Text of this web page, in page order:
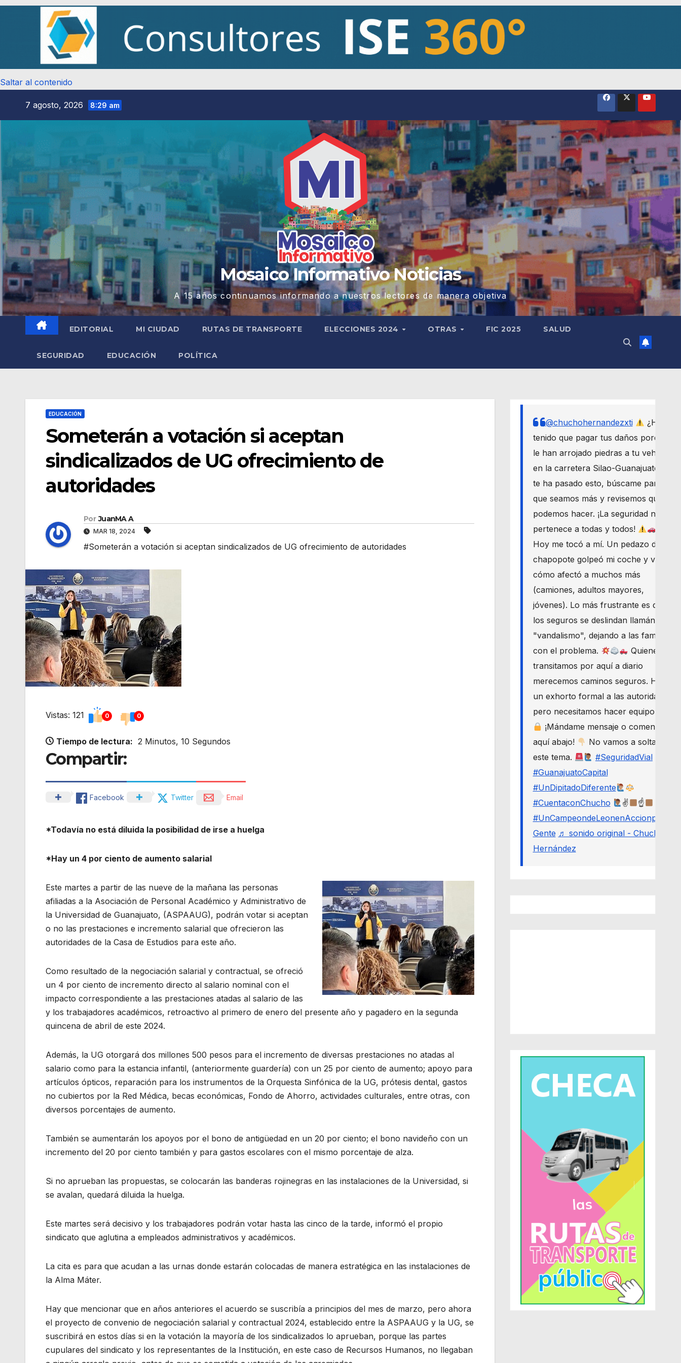
Saltar al contenido
7 agosto, 2026 8:29 am
Mosaico Informativo Noticias
A 15 años continuamos informando a nuestros lectores de manera objetiva
EDITORIAL MI CIUDAD RUTAS DE TRANSPORTE ELECCIONES 2024 OTRAS FIC 2025 SALUD
SEGURIDAD EDUCACIÓN POLÍTICA
EDUCACIÓN
Someterán a votación si aceptan
sindicalizados de UG ofrecimiento de
autoridades
Por JuanMA A
MAR 18, 2024
#Someterán a votación si aceptan sindicalizados de UG ofrecimiento de autoridades
Vistas: 121 0 0
Tiempo de lectura: 2 Minutos, 10 Segundos
Compartir:
Facebook Twitter Email
*Todavía no está diluida la posibilidad de irse a huelga
*Hay un 4 por ciento de aumento salarial
Este martes a partir de las nueve de la mañana las personas
afiliadas a la Asociación de Personal Académico y Administrativo de
la Universidad de Guanajuato, (ASPAAUG), podrán votar si aceptan
o no las prestaciones e incremento salarial que ofrecieron las
autoridades de la Casa de Estudios para este año.
Como resultado de la negociación salarial y contractual, se ofreció
un 4 por ciento de incremento directo al salario nominal con el
impacto correspondiente a las prestaciones atadas al salario de las
y los trabajadores académicos, retroactivo al primero de enero del presente año y pagadero en la segunda
quincena de abril de este 2024.
Además, la UG otorgará dos millones 500 pesos para el incremento de diversas prestaciones no atadas al
salario como para la estancia infantil, (anteriormente guardería) con un 25 por ciento de aumento; apoyo para
artículos ópticos, reparación para los instrumentos de la Orquesta Sinfónica de la UG, prótesis dental, gastos
no cubiertos por la Red Médica, becas económicas, Fondo de Ahorro, actividades culturales, entre otras, con
diversos porcentajes de aumento.
También se aumentarán los apoyos por el bono de antigüedad en un 20 por ciento; el bono navideño con un
incremento del 20 por ciento también y para gastos escolares con el mismo porcentaje de alza.
Si no aprueban las propuestas, se colocarán las banderas rojinegras en las instalaciones de la Universidad, si
se avalan, quedará diluida la huelga.
Este martes será decisivo y los trabajadores podrán votar hasta las cinco de la tarde, informó el propio
sindicato que aglutina a empleados administrativos y académicos.
La cita es para que acudan a las urnas donde estarán colocadas de manera estratégica en las instalaciones de
la Alma Máter.
Hay que mencionar que en años anteriores el acuerdo se suscribía a principios del mes de marzo, pero ahora
el proyecto de convenio de negociación salarial y contractual 2024, establecido entre la ASPAAUG y la UG, se
suscribirá en estos días si en la votación la mayoría de los sindicalizados lo aprueban, porque las partes
cupulares del sindicato y los representantes de la Institución, en este caso de Recursos Humanos, no llegaban
@chuchohernandezxti
¿Has
tenido que pagar tus daños porque
le han arrojado piedras a tu vehículo
en la carretera Silao-Guanajuato? Si
te ha pasado esto, búscame para
que seamos más y revisemos qué
podemos hacer. ¡La seguridad nos
pertenece a todas y todos!
Hoy me tocó a mí. Un pedazo de
chapopote golpeó mi coche y vi
cómo afectó a muchos más
(camiones, adultos mayores,
jóvenes). Lo más frustrante es que
los seguros se deslindan llamándolo
"vandalismo", dejando a las familias
con el problema.
Quienes
transitamos por aquí a diario
merecemos caminos seguros. Haré
un exhorto formal a las autoridades,
pero necesitamos hacer equipo.
¡Mándame mensaje o comenta
aquí abajo!
No vamos a soltar
este tema.
#SeguridadVial
#GuanajuatoCapital
#UnDipitadoDiferente
#CuentaconChucho
✌
☝
#UnCampeondeLeonenAccionporLa
Gente ♬ sonido original - Chucho
Hernández